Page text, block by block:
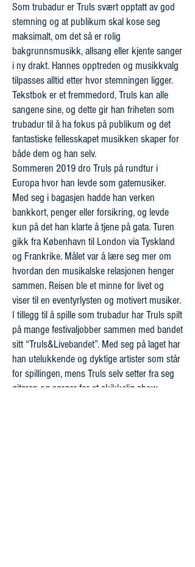
Som trubadur er Truls svært opptatt av god
stemning og at publikum skal kose seg
maksimalt, om det så er rolig
bakgrunnsmusikk, allsang eller kjente sanger
i ny drakt. Hannes opptreden og musikkvalg
tilpasses alltid etter hvor stemningen ligger.
Tekstbok er et fremmedord, Truls kan alle
sangene sine, og dette gir han friheten som
trubadur til å ha fokus på publikum og det
fantastiske fellesskapet musikken skaper for
både dem og han selv.
Sommeren 2019 dro Truls på rundtur i
Europa hvor han levde som gatemusiker.
Med seg i bagasjen hadde han verken
bankkort, penger eller forsikring, og levde
kun på det han klarte å tjene på gata. Turen
gikk fra København til London via Tyskland
og Frankrike. Målet var å lære seg mer om
hvordan den musikalske relasjonen henger
sammen. Reisen ble et minne for livet og
viser til en eventyrlysten og motivert musiker.
I tillegg til å spille som trubadur har Truls spilt
på mange festivaljobber sammen med bandet
sitt “Truls&Livebandet”. Med seg på laget har
han utelukkende og dyktige artister som står
for spillingen, mens Truls selv setter fra seg
gitaren og sørger for et skikkelig show